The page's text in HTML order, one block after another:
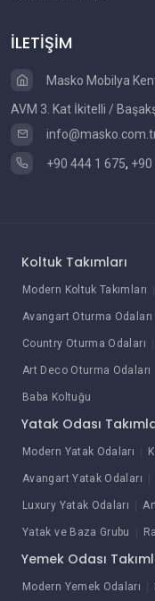
İLETİŞİM
Masko Mobilya
AVM 3. Kat İkitelli /
+90 444 1 675, +90
Koltuk Takımları
Modern Koltuk Takımları
Avangart Oturma Odaları
Country Oturma Odaları
Art Deco Oturma Odaları
Baba Koltuğu
Yatak Odası
Modern Yatak Odaları
Avangart Yatak Odaları
Luxury Yatak Odaları
Yatak ve Baza Grubu
Yemek Odası
Modern Yemek Odaları